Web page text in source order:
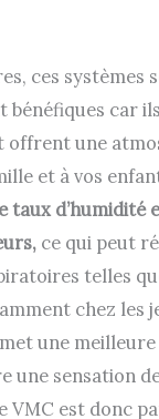
ces systèmes
bénéfiques car
offrent une
et à vos
taux d’humidité
ce qui peut
telles
chez les
une
une sensation
VMC est donc